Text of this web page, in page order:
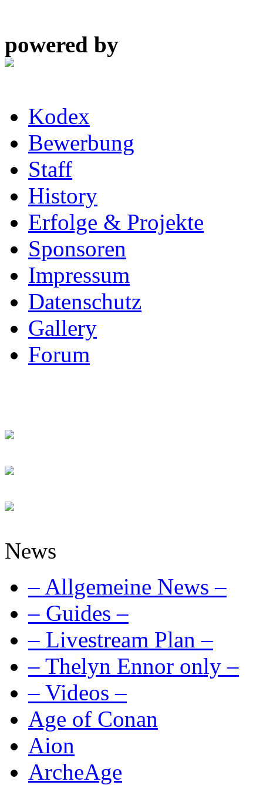
powered by
Kodex
Bewerbung
Staff
History
Erfolge & Projekte
Sponsoren
Impressum
Datenschutz
Gallery
Forum
News
– Allgemeine News –
– Guides –
– Livestream Plan –
– Thelyn Ennor only –
– Videos –
Age of Conan
Aion
ArcheAge